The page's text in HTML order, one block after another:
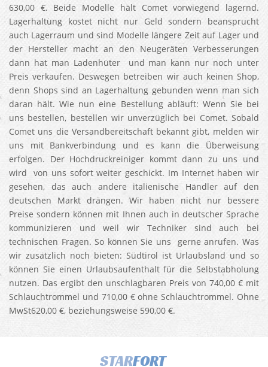
630,00 €. Beide Modelle hält Comet vorwiegend lagernd.
Lagerhaltung kostet nicht nur Geld sondern beansprucht
auch Lagerraum und sind Modelle längere Zeit auf Lager und
der Hersteller macht an den Neugeräten Verbesserungen
dann hat man Ladenhüter und man kann nur noch unter
Preis verkaufen. Deswegen betreiben wir auch keinen Shop,
denn Shops sind an Lagerhaltung gebunden wenn man sich
daran hält. Wie nun eine Bestellung abläuft: Wenn Sie bei
uns bestellen, bestellen wir unverzüglich bei Comet. Sobald
Comet uns die Versandbereitschaft bekannt gibt, melden wir
uns mit Bankverbindung und es kann die Überweisung
erfolgen. Der Hochdruckreiniger kommt dann zu uns und
wird von uns sofort weiter geschickt. Im Internet haben wir
gesehen, das auch andere italienische Händler auf den
deutschen Markt drängen. Wir haben nicht nur bessere
Preise sondern können mit Ihnen auch in deutscher Sprache
kommunizieren und weil wir Techniker sind auch bei
technischen Fragen. So können Sie uns gerne anrufen. Was
wir zusätzlich noch bieten: Südtirol ist Urlaubsland und so
können Sie einen Urlaubsaufenthalt für die Selbstabholung
nutzen. Das ergibt den unschlagbaren Preis von 740,00 € mit
Schlauchtrommel und 710,00 € ohne Schlauchtrommel. Ohne
MwSt620,00 €, beziehungsweise 590,00 €.
STARFORT